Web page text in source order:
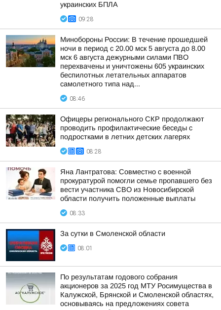
украинских БПЛА
09:28
Минобороны России: В течение прошедшей
ночи в период с 20.00 мск 5 августа до 8.00
мск 6 августа дежурными силами ПВО
перехвачены и уничтожены 605 украинских
беспилотных летательных аппаратов
самолетного типа над...
08:46
Офицеры регионального СКР продолжают
проводить профилактические беседы с
подростками в летних детских лагерях
08:28
Яна Лантратова: Совместно с военной
прокуратурой помогли семье пропавшего без
вести участника СВО из Новосибирской
области получить положенные выплаты
08:33
За сутки в Смоленской области
08:01
По результатам годового собрания
акционеров за 2025 год МТУ Росимущества в
Калужской, Брянской и Смоленской областях,
основываясь на предложениях совета